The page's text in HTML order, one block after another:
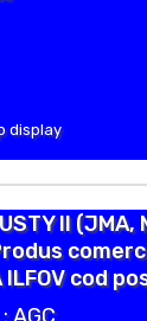
display
II (JMA,
ILFOV cod